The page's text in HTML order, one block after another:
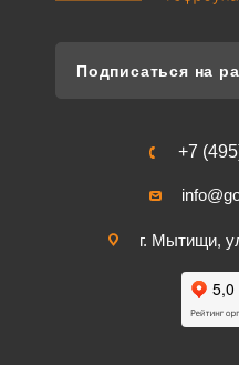
Подписаться на
+7
г. Мытищи,